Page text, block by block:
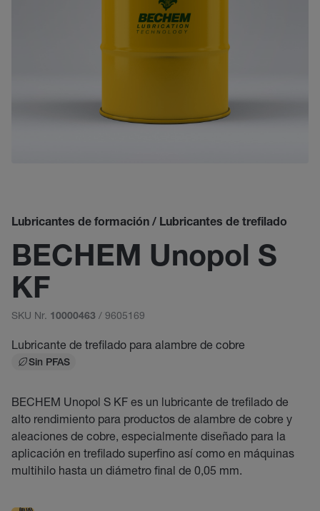
Lubricantes de formación / Lubricantes de trefilado
BECHEM Unopol S
KF
SKU Nr. 10000463 / 9605169
Lubricante de trefilado para alambre de cobre
Sin PFAS
BECHEM Unopol S KF es un lubricante de trefilado de
alto rendimiento para productos de alambre de cobre y
aleaciones de cobre, especialmente diseñado para la
aplicación en trefilado superfino así como en máquinas
multihilo hasta un diámetro final de 0,05 mm.